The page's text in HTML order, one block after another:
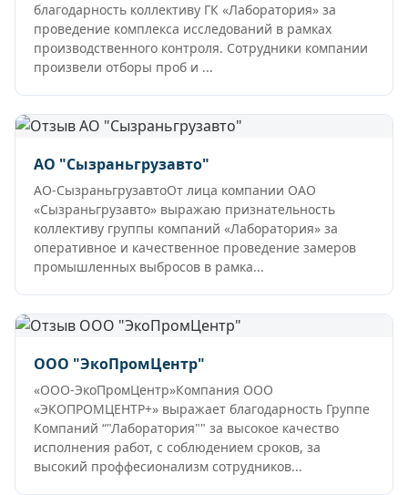
благодарность коллективу ГК «Лаборатория» за
проведение комплекса исследований в рамках
производственного контроля. Сотрудники компании
произвели отборы проб и ...
АО "Сызраньгрузавто"
АО-СызраньгрузавтоОт лица компании ОАО
«Сызраньгрузавто» выражаю признательность
коллективу группы компаний «Лаборатория» за
оперативное и качественное проведение замеров
промышленных выбросов в рамка...
ООО "ЭкоПромЦентр"
«ООО-ЭкоПромЦентр»Компания ООО
«ЭКОПРОМЦЕНТР+» выражает благодарность Группе
Компаний “"Лаборатория"" за высокое качество
исполнения работ, с соблюдением сроков, за
высокий проффесионализм сотрудников...